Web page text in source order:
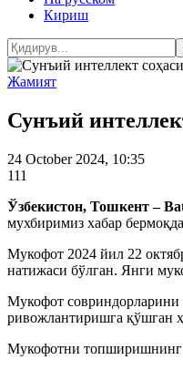
Кириш
Жамият
Сунъий
24 October 2024, 10:35
111
Ўзбекистон, Тошкент –
мухбиримиз хабар
Мукофот 2024 йил 22
натижаси бўлган. Янги
Мукофот совриндорларини
ривожлантиришга қўшган
Мукофотни топширишнинг